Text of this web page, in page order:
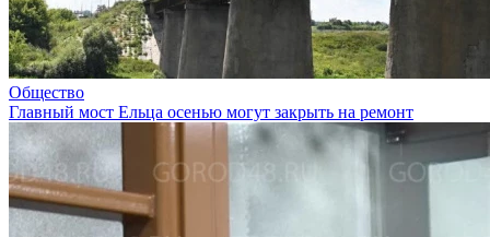
Общество
Главный мост Ельца осенью могут закрыть на ремонт